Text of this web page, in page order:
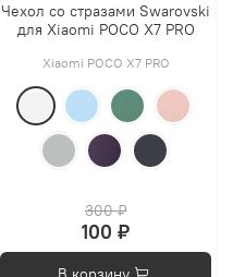
Чехол со стразами Swarovski
для Xiaomi POCO X7 PRO
Xiaomi POCO X7 PRO
300 ₽
100 ₽